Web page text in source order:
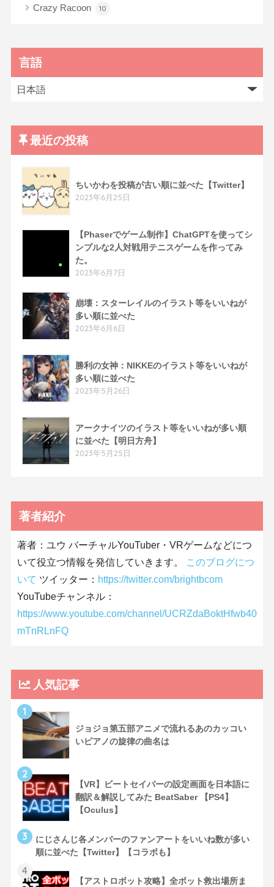
Crazy Racoon 10
言語
最近の投稿
ちいかわを投稿が古い順に並べた【Twitter】
2023年6月25日
【Phaserでゲーム制作】ChatGPTを使ってシ
ンプルな2人対戦用テニスゲームを作ってみ
た。
2023年6月7日
崩壊：スターレイルのイラスト等をいいねが
多い順に並べた
2023年6月6日
勝利の女神：NIKKEのイラスト等をいいねが
多い順に並べた
2023年5月26日
アークナイツのイラスト等をいいねが多い順
に並べた【明日方舟】
2023年5月25日
著者紹介
著者：ユウ バーチャルYouTuber・VRゲームなどにつ
いて役立つ情報を発信していきます。
このブログにつ
いて ツイッター： https://twitter.com/brightbcom
YouTubeチャンネル：
https://www.youtube.com/channel/UCRZdaBoktHfwb40
mTnRLnFQ
人気記事
1
ジョジョ第五部アニメで流れるあのカッコい
いピアノの旋律の曲名は
2
【VR】ビートセイバーの設定画面を日本語に
翻訳＆解説してみた BeatSaber 【PS4】
【Oculus】
3
にじさんじ各メンバーのファンアートをいいね数が多い
順に並べた【Twitter】【コラボも】
4
【アストロボット攻略】全ボット救出場所ま